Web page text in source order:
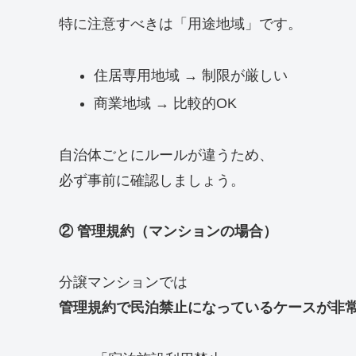
特に注意すべきは「用途地域」です。
住居専用地域 → 制限が厳しい
商業地域 → 比較的OK
自治体ごとにルールが違うため、
必ず事前に確認しましょう。
② 管理規約（マンションの場合）
分譲マンションでは
管理規約で民泊禁止になっているケースが非